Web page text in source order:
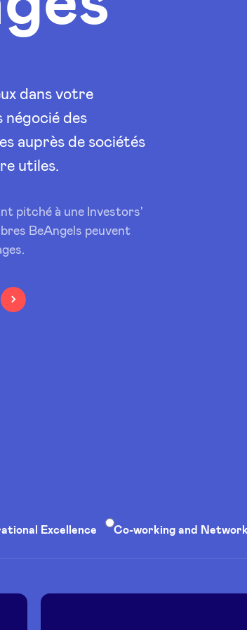
dans votre
négocié des
auprès de sociétés
utiles.
pitché à une Investors'
BeAngels peuvent
Excellence Co-working and Network